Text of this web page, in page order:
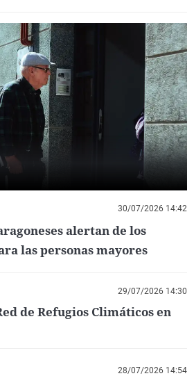
30/07/2026 14:42
alertan de los
las personas mayores
29/07/2026 14:30
de Refugios Climáticos en
28/07/2026 14:54